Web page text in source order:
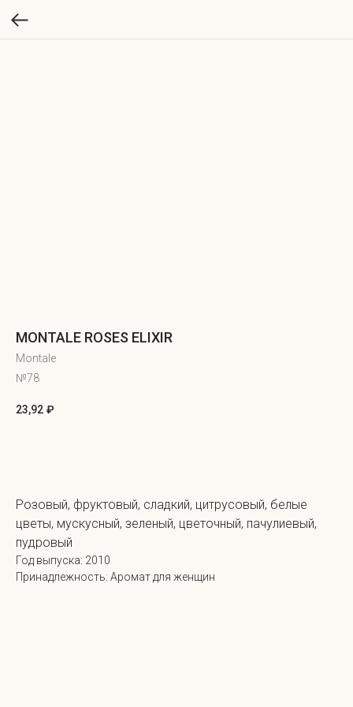
MONTALE ROSES ELIXIR
Montale
№78
23,92 ₽
Розовый, фруктовый, сладкий, цитрусовый, белые
цветы, мускусный, зеленый, цветочный, пачулиевый,
пудровый
Год выпуска: 2010
Принадлежность: Аромат для женщин